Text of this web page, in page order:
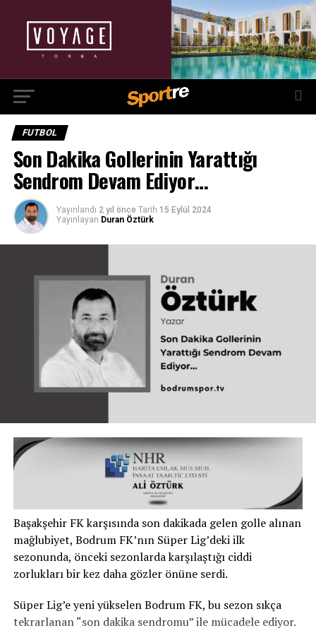
FUTBOL
Son Dakika Gollerinin Yarattığı
Sendrom Devam Ediyor…
Yayınlandı 2 yıl önce Tarih 15 Eylül 2024
Yayınlayan Duran Öztürk
Başakşehir FK karşısında son dakikada gelen golle alınan
mağlubiyet, Bodrum FK’nın Süper Lig’deki ilk
sezonunda, önceki sezonlarda karşılaştığı ciddi
zorlukları bir kez daha gözler önüne serdi.
Süper Lig’e yeni yükselen Bodrum FK, bu sezon sıkça
tekrarlanan “son dakika sendromu” ile mücadele ediyor.